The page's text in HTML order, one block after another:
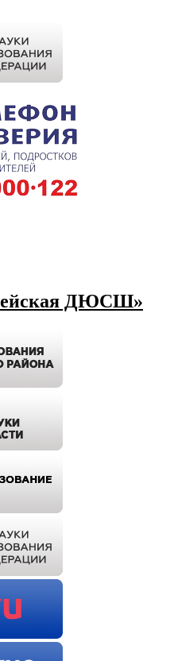
ДЮСШ»